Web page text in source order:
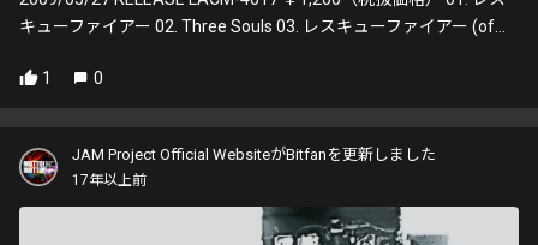
キューファイアー 02. Three Souls 03. レスキューファイアー (of...
1 0
JAM Project Official WebsiteがBitfanを更新しました
17年以上前